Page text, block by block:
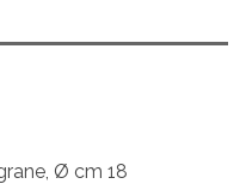
Ø cm 18